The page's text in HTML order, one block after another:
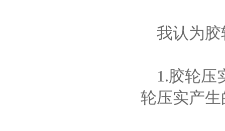
我认为胶
1.胶轮压
轮压实产